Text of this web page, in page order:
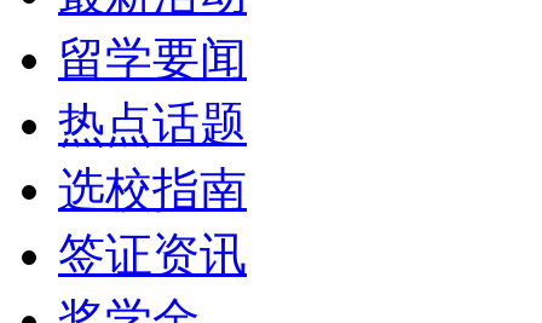
留学要闻
热点话题
选校指南
签证资讯